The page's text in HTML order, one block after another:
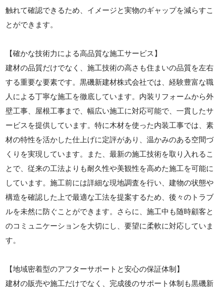
触れて確認できるため、イメージと実物のギャップを減らすこ
とができます。
【確かな技術力による高品質な施工サービス】
建材の品質だけでなく、施工技術の高さも住まいの品質を左右
する重要な要素です。黒磯新建材株式会社では、経験豊富な職
人による丁寧な施工を徹底しています。内装リフォームから外
壁工事、屋根工事まで、幅広い施工に対応可能で、一貫したサ
ービスを提供しています。特に木材を使った内装工事では、素
材の特性を活かした仕上げに定評があり、温かみのある空間づ
くりを実現しています。また、最新の施工技術を取り入れるこ
とで、従来の工法よりも耐久性や美観性を高めた施工を可能に
しています。施工前には詳細な現地調査を行い、建物の状態や
構造を確認した上で最適な工法を提案するため、後々のトラブ
ルを未然に防ぐことができます。さらに、施工中も随時顧客と
のコミュニケーションを大切にし、要望に柔軟に対応していま
す。
【地域密着型のアフターサポートと安心の保証体制】
建材の販売や施工だけでなく、完成後のサポート体制も黒磯新